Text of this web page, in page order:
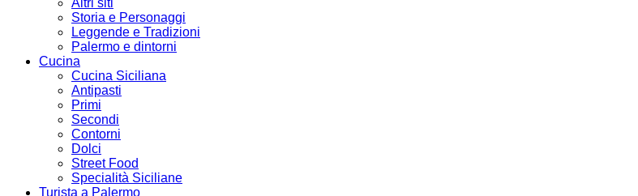
Altri siti
Storia e Personaggi
Leggende e Tradizioni
Palermo e dintorni
Cucina
Cucina Siciliana
Antipasti
Primi
Secondi
Contorni
Dolci
Street Food
Specialità Siciliane
Turista a Palermo